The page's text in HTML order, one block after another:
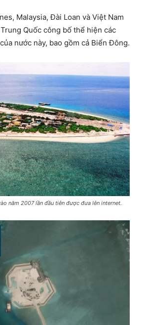
Malaysia, Đài Loan và Việt Nam
Quốc công bố thể hiện các
nước này, bao gồm cả Biển Đông.
năm 2007 lần đầu tiên được đưa lên internet.